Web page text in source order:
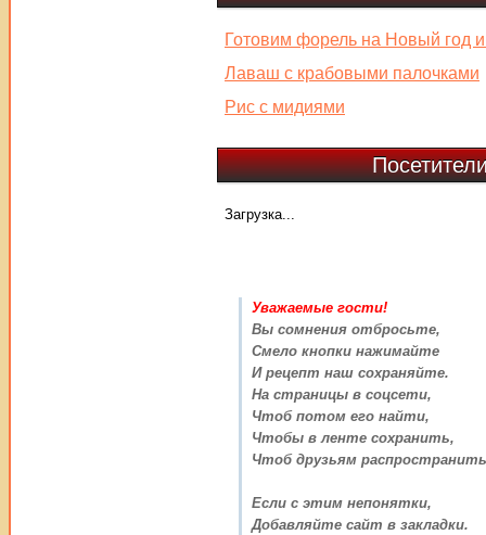
Готовим форель на Новый год
Лаваш с крабовыми палочками
Рис с мидиями
Загрузка...
Уважаемые гости!
Вы сомнения отбросьте,
Смело кнопки нажимайте
И рецепт наш сохраняйте.
На страницы в соцсети,
Чтоб потом его найти,
Чтобы в ленте сохранить,
Чтоб друзьям
Если с этим непонятки,
Добавляйте сайт в закладки.